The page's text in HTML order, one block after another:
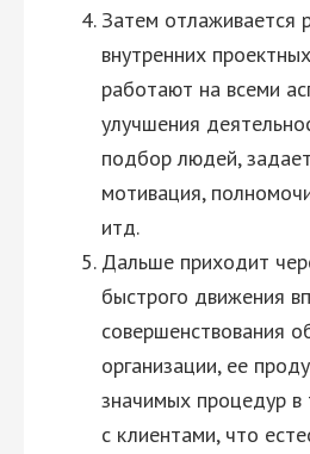
Затем отлаживается
внутренних
работают на всеми
улучшения
подбор людей,
мотивация,
итд.
Дальше приходит
быстрого движения
совершенствования
организации, ее
значимых процедур в
с клиентами, что